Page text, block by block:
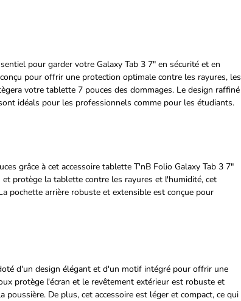
pour garder votre Galaxy Tab 3 7" en sécurité et en
pour offrir une protection optimale contre les rayures, les
votre tablette 7 pouces des dommages. Le design raffiné
idéals pour les professionnels comme pour les étudiants.
grâce à cet accessoire tablette T'nB Folio Galaxy Tab 3 7"
protège la tablette contre les rayures et l'humidité, cet
pochette arrière robuste et extensible est conçue pour
d'un design élégant et d'un motif intégré pour offrir une
protège l'écran et le revêtement extérieur est robuste et
De plus, cet accessoire est léger et compact, ce qui